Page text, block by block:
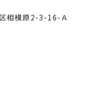
相模原2-3-16-Ａ